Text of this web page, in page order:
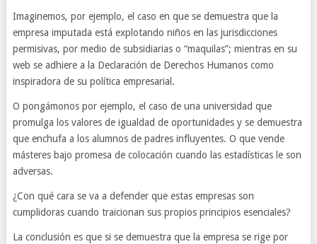
Imaginemos, por ejemplo, el caso en que se demuestra que la
empresa imputada está explotando niños en las jurisdicciones
permisivas, por medio de subsidiarias o “maquilas”; mientras en su
web se adhiere a la Declaración de Derechos Humanos como
inspiradora de su política empresarial.
O pongámonos por ejemplo, el caso de una universidad que
promulga los valores de igualdad de oportunidades y se demuestra
que enchufa a los alumnos de padres influyentes. O que vende
másteres bajo promesa de colocación cuando las estadísticas le son
adversas.
¿Con qué cara se va a defender que estas empresas son
cumplidoras cuando traicionan sus propios principios esenciales?
La conclusión es que si se demuestra que la empresa se rige por